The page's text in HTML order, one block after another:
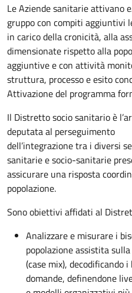
Le Aziende sanitarie attivano
gruppo con compiti aggiuntivi
in carico della cronicità, alla
dimensionate rispetto alla
aggiuntive e con attività
struttura, processo e esito
Attivazione del programma
Il Distretto socio sanitario è
deputata al perseguimento
dell’integrazione tra i diversi
sanitarie e socio-sanitarie
assicurare una risposta
popolazione.
Sono obiettivi affidati al
Analizzare e misurare i
popolazione assistita
(case mix), decodificando
domande, definendone